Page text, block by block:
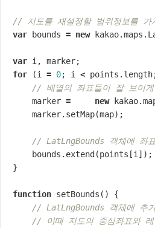
// 지도를 재설정할 범위정보를 가
var
bounds = new kakao.maps .
var i , marker;
for
(i = 0; i < points . length
// 배열의 좌표들이 잘 보이
marker = new kakao.
marker. setMap(map);
// LatLngBounds 객체에 좌
bounds . extend (points [i ]);
}
function setBounds ()
{
// LatLngBounds 객체에 추
// 이때 지도의 중심좌표와